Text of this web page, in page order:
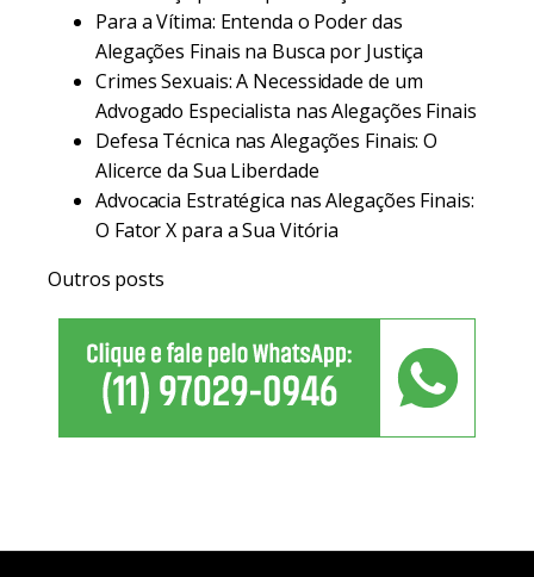
Para a Vítima: Entenda o Poder das
Alegações Finais na Busca por Justiça
Crimes Sexuais: A Necessidade de um
Advogado Especialista nas Alegações Finais
Defesa Técnica nas Alegações Finais: O
Alicerce da Sua Liberdade
Advocacia Estratégica nas Alegações Finais:
O Fator X para a Sua Vitória
Outros posts